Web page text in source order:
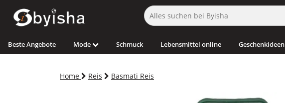
Beste Angebote Mode Schmuck Lebensmittel online Geschenkideen
Home Reis Basmati Reis